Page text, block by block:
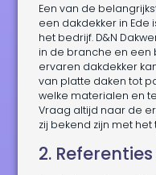
Een van de
een dakdekker in
het bedrijf. D&N
in de branche en een
ervaren dakdekker
van platte daken tot
welke materialen en
Vraag altijd naar de
zij bekend zijn met
2.